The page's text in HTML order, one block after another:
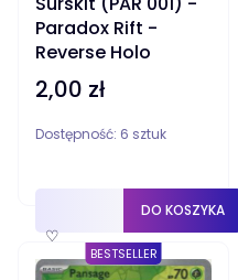
Paradox Rift -
Reverse Holo
Cena
2,00 zł
Dostępność: 6 sztuk
♡
DO KOSZYKA
BESTSELLER